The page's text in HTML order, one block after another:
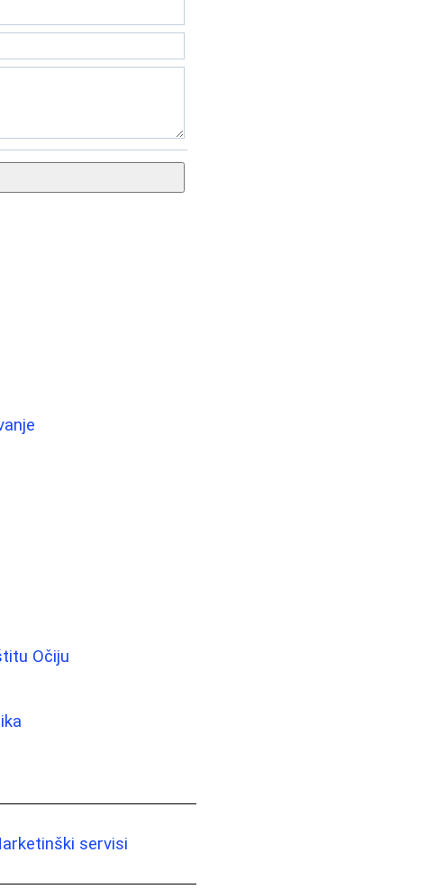
Očiju
servisi